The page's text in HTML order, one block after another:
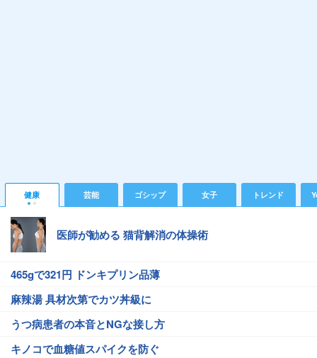
健康 芸能 ゴシップ 女子 トレンド
医師が勧める 猫背解消の体操術
465gで321円 ドンキプリン品薄
麻辣湯 具材次第でカツ丼級に
うつ病患者の本音とNGな接し方
キノコで血糖値スパイクを防ぐ